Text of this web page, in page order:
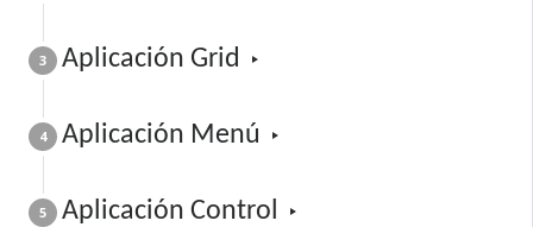
3 Aplicación ​G​rid
4 Aplicación Menú
5 Aplicación Control